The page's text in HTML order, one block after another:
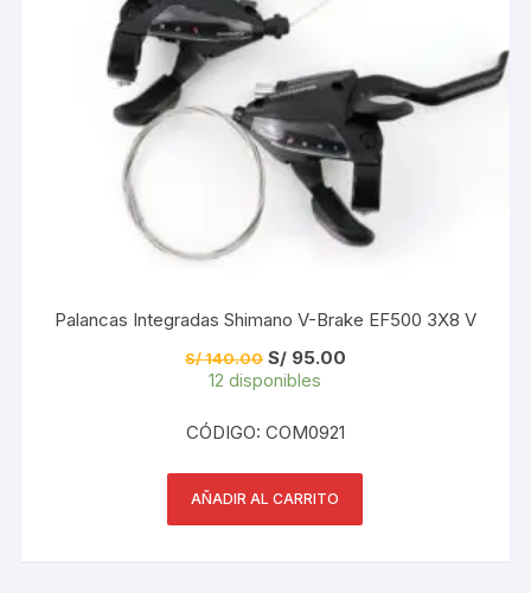
Palancas Integradas Shimano V-Brake EF500 3X8 V
S/140.00 El
precio
original
S/ 140.00.
S/95.00El
12 disponibles
CÓDIGO: COM0921
AÑADIR AL CARRITO